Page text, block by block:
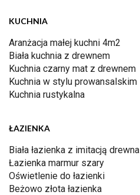
KUCHNIA
Aranżacja małej kuchni 4m2
Biała kuchnia z drewnem
Kuchnia czarny mat z drewnem
Kuchnia w stylu prowansalskim
Kuchnia rustykalna
ŁAZIENKA
Biała łazienka z imitacją drewna
Łazienka marmur szary
Oświetlenie do łazienki
Beżowo złota łazienka